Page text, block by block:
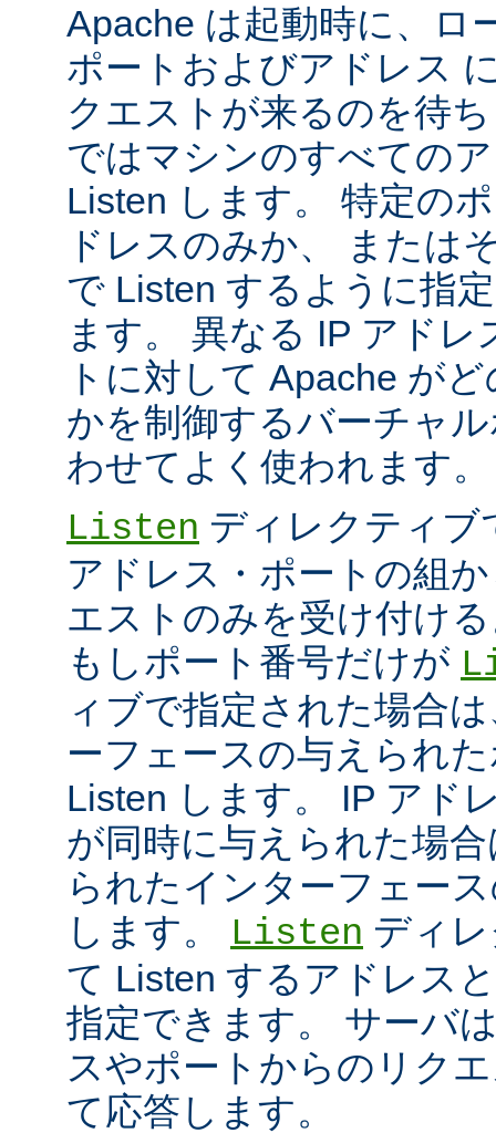
Apache は起動時に、ロ
ポートおよびアドレス
クエストが来るのを待
ではマシンのすべての
Listen します。 特定の
ドレスのみか、 または
で Listen するように指
ます。 異なる IP アド
トに対して Apache が
かを制御するバーチャ
わせてよく使われます。
Listen ディレクティブ
アドレス・ポートの組
エストのみを受け付け
もしポート番号だけが
ィブで指定された場合
ーフェースの与えられ
Listen します。 IP アド
が同時に与えられた場
られたインターフェー
します。
Listen ディ
て Listen するアドレス
指定できます。 サーバ
スやポートからのリク
て応答します。